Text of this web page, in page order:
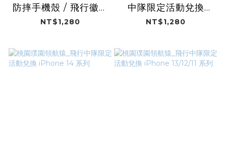
防摔手機殼 / 飛行徽章
(桃園璞園領航猿)
NT$1,280
中隊限定活動兌換
iPhone 15 系列
NT$1,280